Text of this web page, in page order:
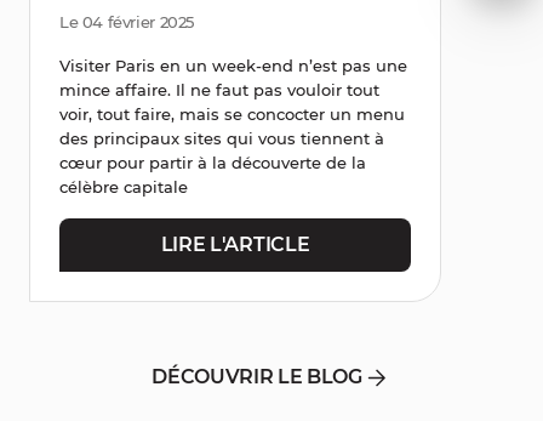
Le 04 février 2025
Visiter Paris en un week-end n’est pas une
mince affaire. Il ne faut pas vouloir tout
voir, tout faire, mais se concocter un menu
des principaux sites qui vous tiennent à
cœur pour partir à la découverte de la
célèbre capitale
LIRE L'ARTICLE
DÉCOUVRIR LE BLOG